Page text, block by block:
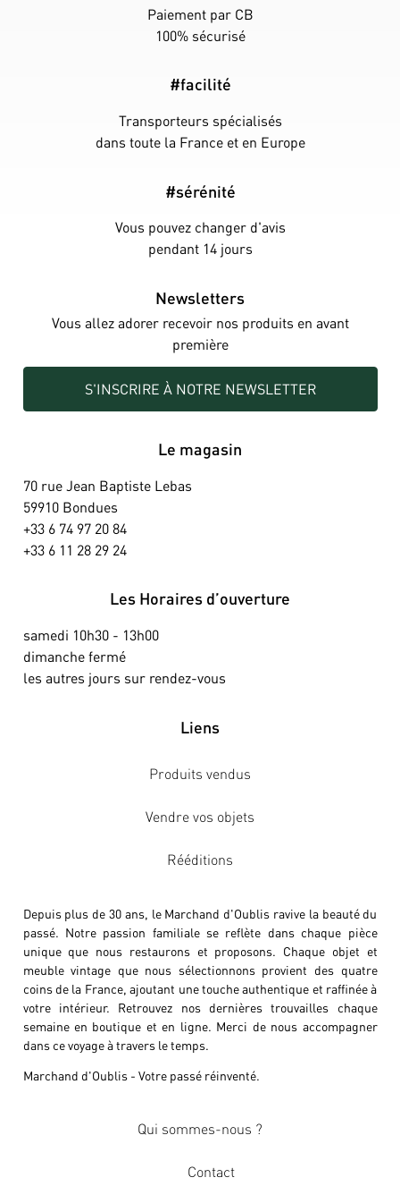
Paiement par CB
100% sécurisé
#facilité
Transporteurs spécialisés
dans toute la France et en Europe
#sérénité
Vous pouvez changer d'avis
pendant 14 jours
Newsletters
Vous allez adorer recevoir nos produits en avant
première
S'INSCRIRE À NOTRE NEWSLETTER
Le magasin
70 rue Jean Baptiste Lebas
59910 Bondues
+33 6 74 97 20 84
+33 6 11 28 29 24
Les Horaires d’ouverture
samedi 10h30 - 13h00
dimanche fermé
les autres jours sur rendez-vous
Liens
Produits vendus
Vendre vos objets
Rééditions
Depuis plus de 30 ans, le Marchand d'Oublis ravive la beauté du
passé. Notre passion familiale se reflète dans chaque pièce
unique que nous restaurons et proposons. Chaque objet et
meuble vintage que nous sélectionnons provient des quatre
coins de la France, ajoutant une touche authentique et raffinée à
votre intérieur. Retrouvez nos dernières trouvailles chaque
semaine en boutique et en ligne. Merci de nous accompagner
dans ce voyage à travers le temps.
Marchand d'Oublis - Votre passé réinventé.
Qui sommes-nous ?
Contact